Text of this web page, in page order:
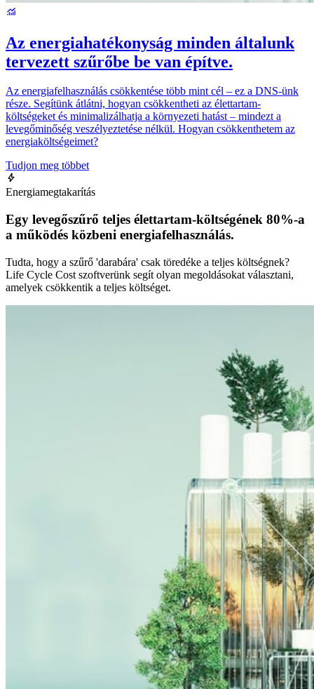
Az energiahatékonyság minden általunk
tervezett szűrőbe be van építve.
Az energiafelhasználás csökkentése több mint cél – ez a DNS-ünk
része. Segítünk átlátni, hogyan csökkentheti az élettartam-
költségeket és minimalizálhatja a környezeti hatást – mindezt a
levegőminőség veszélyeztetése nélkül. Hogyan csökkenthetem az
energiaköltségeimet?
Tudjon meg többet
Energiamegtakarítás
Egy levegőszűrő teljes élettartam-költségének 80%-a
a működés közbeni energiafelhasználás.
Tudta, hogy a szűrő 'darabára' csak töredéke a teljes költségnek?
Life Cycle Cost szoftverünk segít olyan megoldásokat választani,
amelyek csökkentik a teljes költséget.